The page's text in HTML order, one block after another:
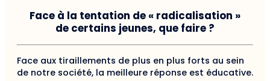
Face à la tentation de « radicalisation »
de certains jeunes, que faire ?
Face aux tiraillements de plus en plus forts au sein
de notre société, la meilleure réponse est éducative.